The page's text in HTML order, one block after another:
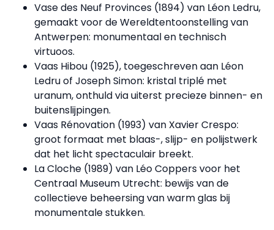
Vase des Neuf Provinces (1894) van Léon Ledru,
gemaakt voor de Wereldtentoonstelling van
Antwerpen: monumentaal en technisch
virtuoos.
Vaas Hibou (1925), toegeschreven aan Léon
Ledru of Joseph Simon: kristal triplé met
uranum, onthuld via uiterst precieze binnen- en
buitenslijpingen.
Vaas Rénovation (1993) van Xavier Crespo:
groot formaat met blaas-, slijp- en polijstwerk
dat het licht spectaculair breekt.
La Cloche (1989) van Léo Coppers voor het
Centraal Museum Utrecht: bewijs van de
collectieve beheersing van warm glas bij
monumentale stukken.